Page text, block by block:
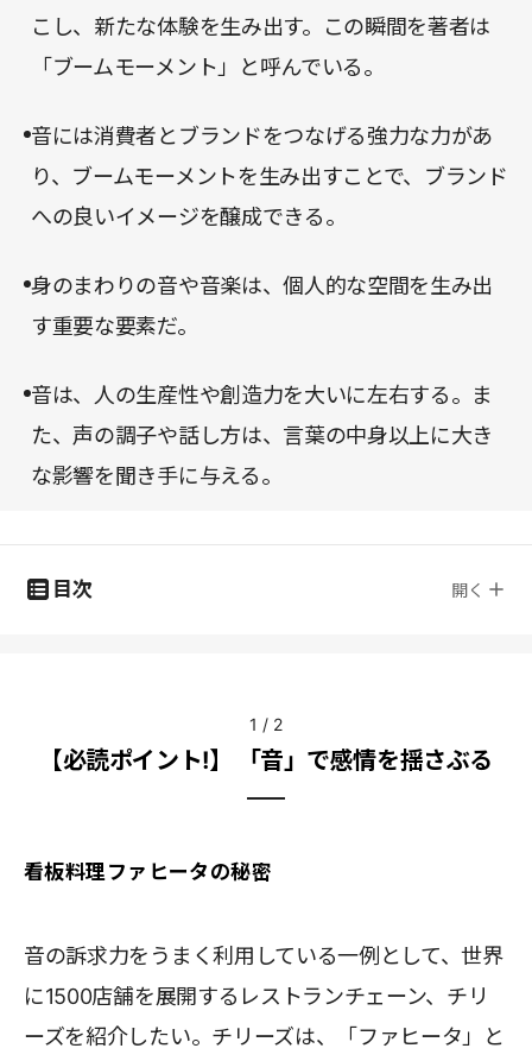
る要素の1つとして作用するようになり、真に満足
度の高い顧客体験を提供できる。
こし、新たな体験を生み出す。この瞬間を著者は
「ブームモーメント」と呼んでいる。
音には消費者とブランドをつなげる強力な力があ
り、ブームモーメントを生み出すことで、ブランド
への良いイメージを醸成できる。
身のまわりの音や音楽は、個人的な空間を生み出
す重要な要素だ。
音は、人の生産性や創造力を大いに左右する。ま
た、声の調子や話し方は、言葉の中身以上に大き
な影響を聞き手に与える。
目次 開く
1 / 2
【必読ポイント!】 「音」で感情を揺さぶる
看板料理ファヒータの秘密
音の訴求力をうまく利用している一例として、世界
に1500店舗を展開するレストランチェーン、チリ
ーズを紹介したい。チリーズは、「ファヒータ」と